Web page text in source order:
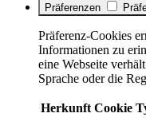
Präferenzen
Präferenz-Cookies
Informationen zu
eine Webseite
Sprache oder die
Herkunft Cookie